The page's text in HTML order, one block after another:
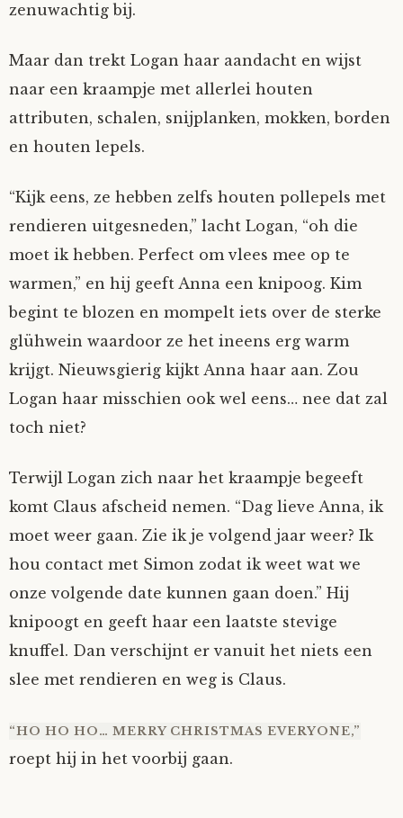
zenuwachtig bij.
Maar dan trekt Logan haar aandacht en wijst
naar een kraampje met allerlei houten
attributen, schalen, snijplanken, mokken, borden
en houten lepels.
“Kijk eens, ze hebben zelfs houten pollepels met
rendieren uitgesneden,” lacht Logan, “oh die
moet ik hebben. Perfect om vlees mee op te
warmen,” en hij geeft Anna een knipoog. Kim
begint te blozen en mompelt iets over de sterke
glühwein waardoor ze het ineens erg warm
krijgt. Nieuwsgierig kijkt Anna haar aan. Zou
Logan haar misschien ook wel eens… nee dat zal
toch niet?
Terwijl Logan zich naar het kraampje begeeft
komt Claus afscheid nemen. “Dag lieve Anna, ik
moet weer gaan. Zie ik je volgend jaar weer? Ik
hou contact met Simon zodat ik weet wat we
onze volgende date kunnen gaan doen.” Hij
knipoogt en geeft haar een laatste stevige
knuffel. Dan verschijnt er vanuit het niets een
slee met rendieren en weg is Claus.
“HO HO HO… MERRY CHRISTMAS EVERYONE,”
roept hij in het voorbij gaan.